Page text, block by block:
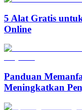
5 Alat Gratis
Online
Panduan
Meningkatkan